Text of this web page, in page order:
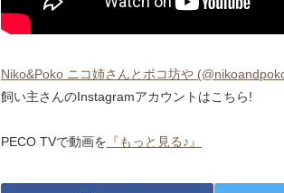
Niko&Poko ニコ姉さんとポコ坊や
飼い主さんのInstagramアカウントはこちら!
PECO TVで動画を 『もっと見る♪』